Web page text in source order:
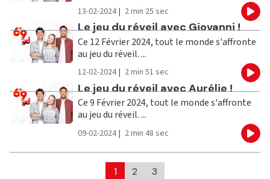
13-02-2024 | 2 min 25 sec
Ecouter
Le jeu du réveil avec Giovanni !
Ce 12 Février 2024, tout le monde s'affronte
au jeu du réveil. ...
12-02-2024 | 2 min 51 sec
Ecouter
Le jeu du réveil avec Aurélie !
Ce 9 Février 2024, tout le monde s'affronte
au jeu du réveil. ...
09-02-2024 | 2 min 48 sec
1 2 3